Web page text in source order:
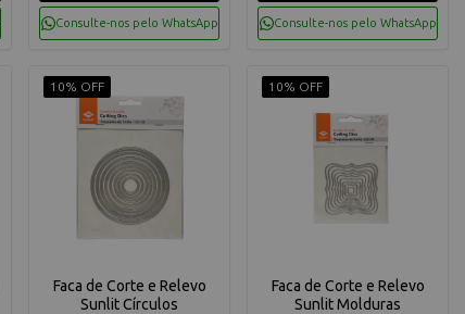
Consulte-nos pelo WhatsApp Consulte-nos pelo WhatsApp
10% OFF
Faca de Corte e Relevo
Sunlit Círculos
10% OFF
Faca de Corte e Relevo
Sunlit Molduras